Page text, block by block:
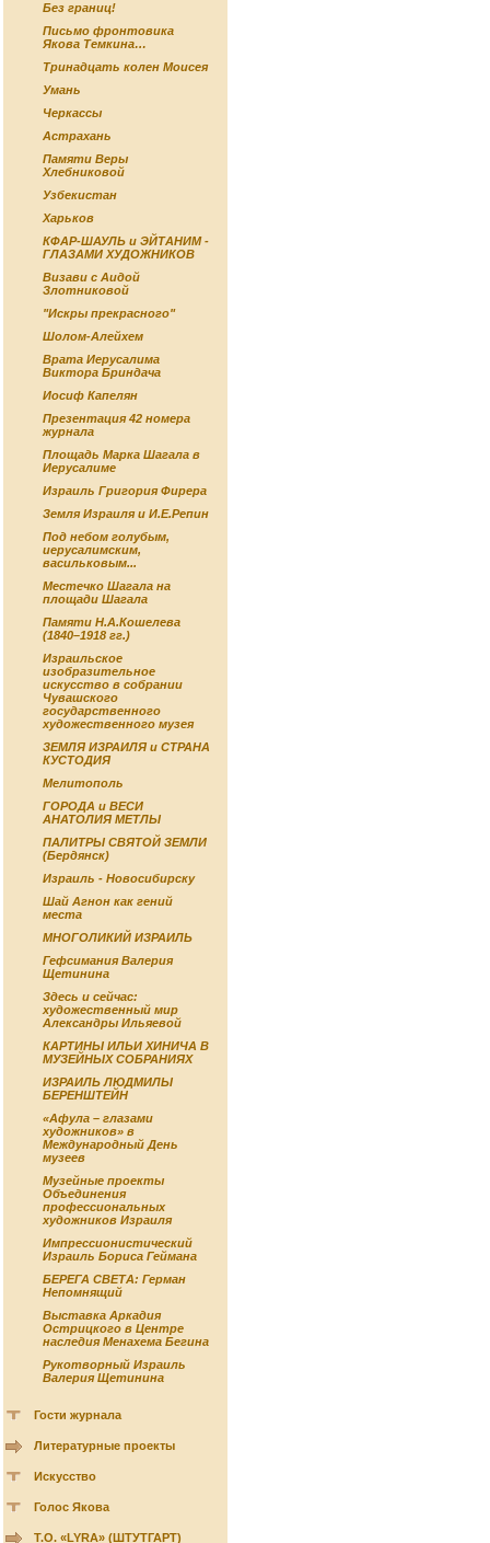
Без границ!
Письмо фронтовика
Якова Темкина…
Тринадцать колен Моисея
Умань
Черкассы
Астрахань
Памяти Веры
Хлебниковой
Узбекистан
Харьков
КФАР-ШАУЛЬ и ЭЙТАНИМ -
ГЛАЗАМИ ХУДОЖНИКОВ
Визави с Аидой
Злотниковой
"Искры прекрасного"
Шолом-Алейхем
Врата Иерусалима
Виктора Бриндача
Иосиф Капелян
Презентация 42 номера
журнала
Площадь Марка Шагала в
Иерусалиме
Израиль Григория Фирера
Земля Израиля и И.Е.Репин
Под небом голубым,
иерусалимским,
васильковым...
Местечко Шагала на
площади Шагала
Памяти Н.А.Кошелева
(1840–1918 гг.)
Израильское
изобразительное
искусство в собрании
Чувашского
государственного
художественного музея
ЗЕМЛЯ ИЗРАИЛЯ и СТРАНА
КУСТОДИЯ
Мелитополь
ГОРОДА и ВЕСИ
АНАТОЛИЯ МЕТЛЫ
ПАЛИТРЫ СВЯТОЙ ЗЕМЛИ
(Бердянск)
Израиль - Новосибирску
Шай Агнон как гений
места
МНОГОЛИКИЙ ИЗРАИЛЬ
Гефсимания Валерия
Щетинина
Здесь и сейчас:
художественный мир
Александры Ильяевой
КАРТИНЫ ИЛЬИ ХИНИЧА В
МУЗЕЙНЫХ СОБРАНИЯХ
ИЗРАИЛЬ ЛЮДМИЛЫ
БЕРЕНШТЕЙН
«Афула – глазами
художников» в
Международный День
музеев
Музейные проекты
Объединения
профессиональных
художников Израиля
Импрессионистический
Израиль Бориса Геймана
БЕРЕГА СВЕТА: Герман
Непомнящий
Выставка Аркадия
Острицкого в Центре
наследия Менахема Бегина
Рукотворный Израиль
Валерия Щетинина
Гости журнала
Литературные проекты
Искусство
Голос Якова
Т.О. «LYRA» (ШТУТГАРТ)